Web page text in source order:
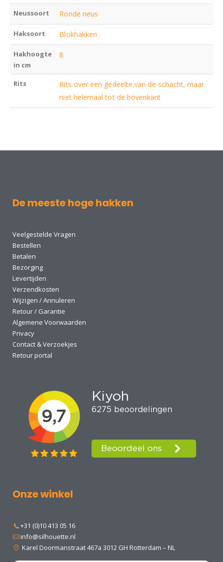
Neussoort Ronde neus
Haksoort Blokhakken
Hakhoogte
in cm
8
Rits
Rits over een gedeelte van de schacht, maar
niet helemaal tot de bovenkant
De meeste hoge hakken
Veelgestelde Vragen
Bestellen
Betalen
Bezorging
Levertijden
Verzendkosten
Wijzigen / Annuleren
Retour / Garantie
Algemene Voorwaarden
Privacy
Contact & Verzoekjes
Retour portal
Onze winkel
+31 (0)10 413 05 16
info@silhouette.nl
Karel Doormanstraat 467a 3012 GH Rotterdam – NL